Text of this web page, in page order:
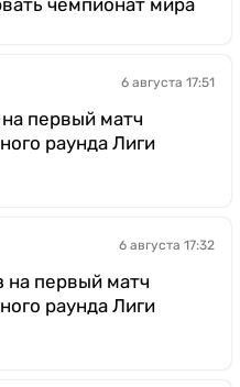
6 августа 17:51
первый матч
раунда Лиги
6 августа 17:32
на первый матч
раунда Лиги